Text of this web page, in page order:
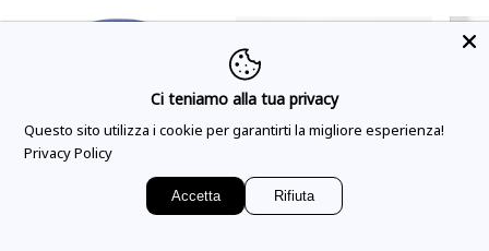
Urne in metallo Urne in marmo
Ci teniamo alla tua privacy
Questo sito utilizza i cookie per garantirti la migliore esperienza!
Privacy Policy
Accetta Rifiuta